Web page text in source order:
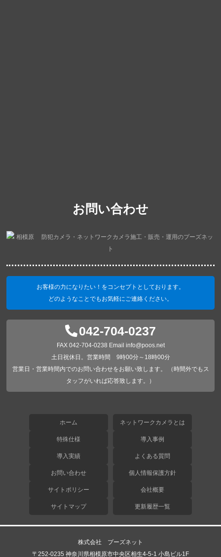
お問い合わせ
お客様の力になりたい！をコンセプトとしております。
どのようなことでもお気軽にご連絡ください。
042-704-0237
FAX 042-704-0238 Email info@poos.net
土日祝休日。営業時間 9時00分～18時00分
営業日・営業時間内でのお問い合わせをお願い致します。 （時間外でもス
タッフがいれば応答致します。）
ホーム ネットワークカメラとは
特殊仕様 導入事例
導入実績 よくある質問
お問い合わせ 個人情報保護方針
サイトポリシー 会社概要
サイトマップ 更新履歴一覧
株式会社 プーズネット
〒252-0235 神奈川県相模原市中央区相生4-5-1 小島ビル1F